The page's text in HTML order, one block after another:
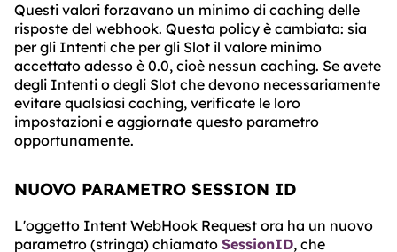
Questi valori forzavano un minimo di caching delle
risposte del webhook. Questa policy è cambiata: sia
per gli Intenti che per gli Slot il valore minimo
accettato adesso è 0.0, cioè nessun caching. Se avete
degli Intenti o degli Slot che devono necessariamente
evitare qualsiasi caching, verificate le loro
impostazioni e aggiornate questo parametro
opportunamente.
NUOVO PARAMETRO SESSION ID
L'oggetto Intent WebHook Request ora ha un nuovo
parametro (stringa) chiamato SessionID, che